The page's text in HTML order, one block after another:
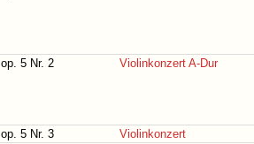
op. 5 Nr. 2 Violinkonzert A-Dur
op. 5 Nr. 3
Violinkonzert